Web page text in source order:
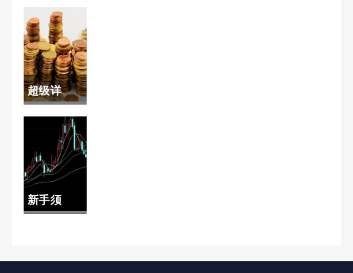
及未来趋
势)
期货 查询
(上海原油
期货价格
查询)
超级详
细！股指
期货喊单
直播(股指
期货直播
新手须
期货实时